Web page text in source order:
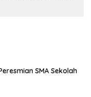
SMA Sekolah